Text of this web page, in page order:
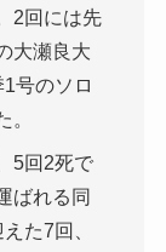
2回には先
大瀬良大
号のソロ
。
5回2死で
ばれる同
た7回、